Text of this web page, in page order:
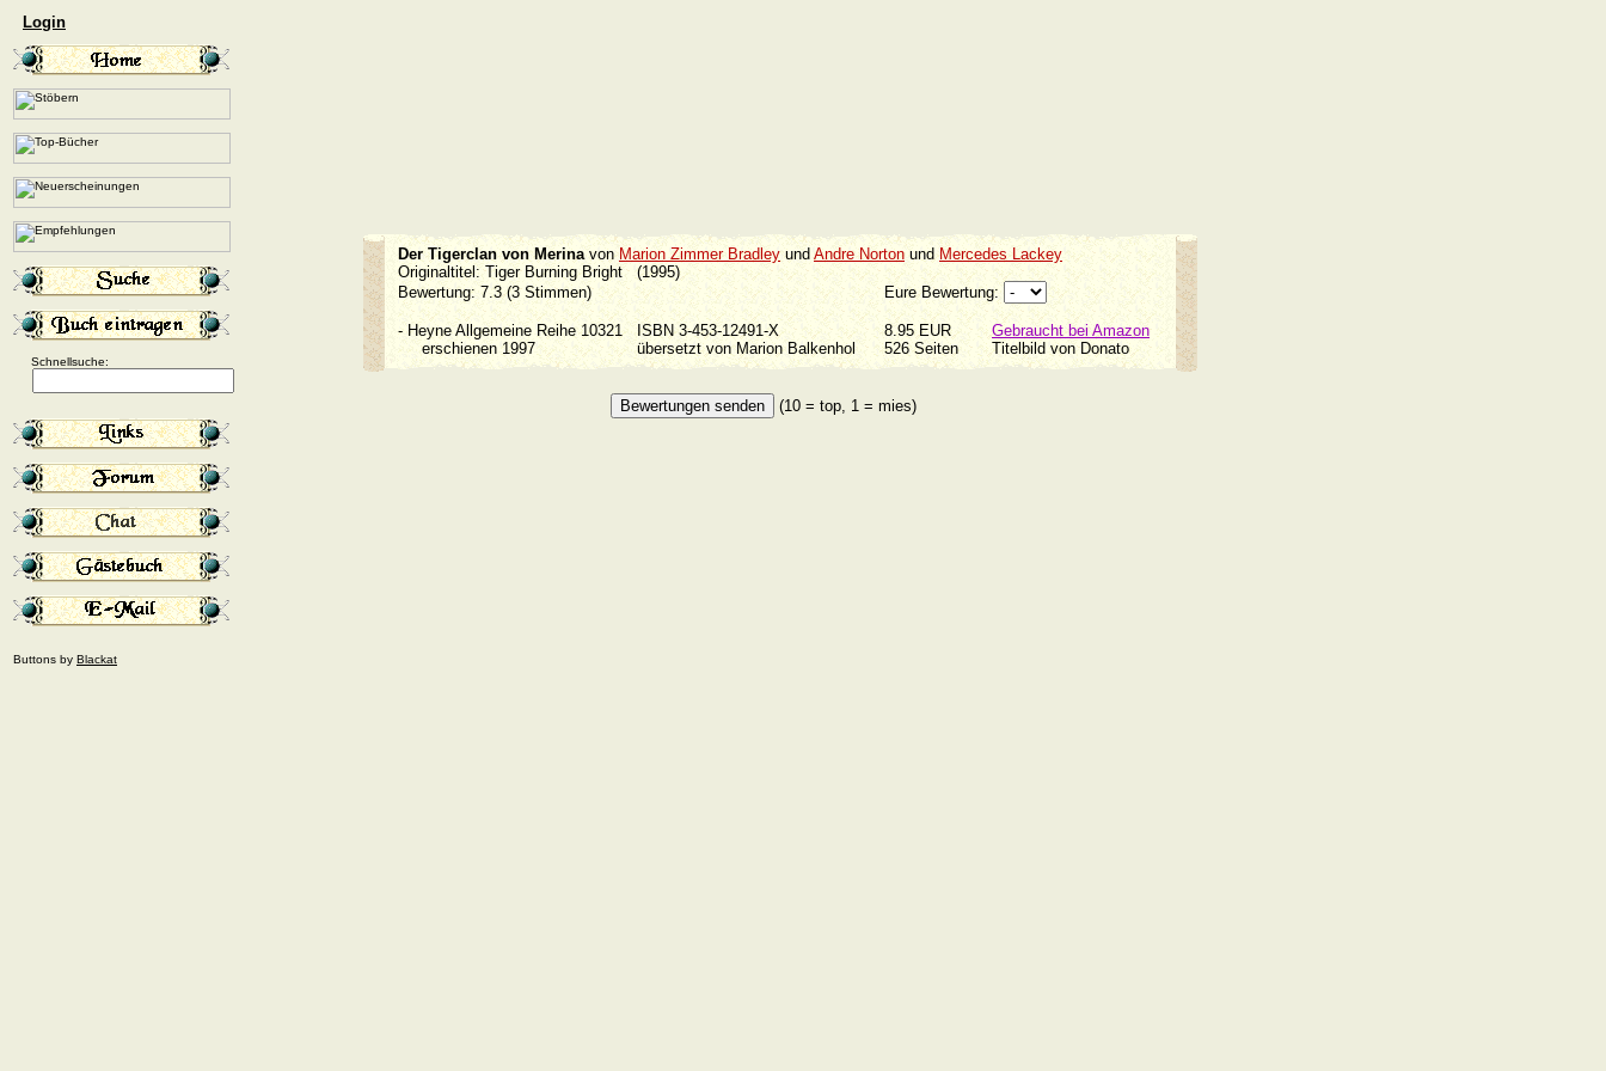
Login
Schnellsuche:
Buttons by Blackat
Der Tigerclan von Merinavon Marion Zimmer Bradley und Andre Norton undMercedes Lackey
Originaltitel: Tiger Burning Bright (1995)
Bewertung: 7.3 (3 Stimmen)
Eure Bewertung:
- Heyne Allgemeine Reihe 10321ISBN 3-453-12491-X 8.95 EUR
Gebraucht bei Amazon
erschienen 1997
übersetzt von Marion Balkenhol526 SeitenTitelbild von Donato
(10 = top, 1 = mies)